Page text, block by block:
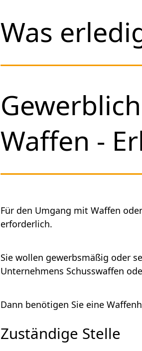
Was
Waffen -
Für den Umgang mit Waffen
erforderlich.
Sie wollen gewerbsmäßig oder
Unternehmens Schusswaffen
Dann benötigen Sie eine
Zuständige Stelle